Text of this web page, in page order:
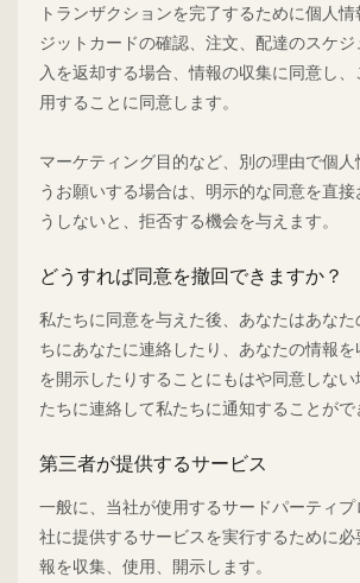
トランザクションを完了するために個人
ジットカードの確認、注文、配達のスケ
入を返却する場合、情報の収集に同意し
用することに同意します。
マーケティング目的など、別の理由で個人
うお願いする場合は、明示的な同意を直
うしないと、拒否する機会を与えます。
どうすれば同意を撤回できますか？
私たちに同意を与えた後、あなたはあな
ちにあなたに連絡したり、あなたの情報
を開示したりすることにもはや同意しな
たちに連絡して私たちに通知することがで
第三者が提供するサービス
一般に、当社が使用するサードパーティ
社に提供するサービスを実行するために
報を収集、使用、開示します。